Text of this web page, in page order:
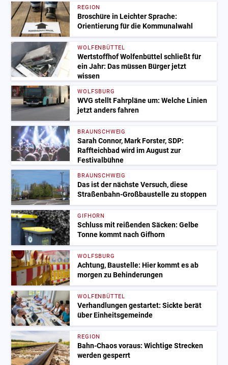
REGION
Broschüre in Leichter Sprache:
Orientierung für die Kommunalwahl
WOLFENBÜTTEL
Wertstoffhof Wolfenbüttel schließt für
ein Jahr: Das müssen Bürger jetzt
wissen
WOLFSBURG
WVG stellt Fahrpläne um: Welche Linien
jetzt anders fahren
BRAUNSCHWEIG
Sarah Connor, Mark Forster, SDP:
Raffteichbad wird im August zur
Festivalbühne
BRAUNSCHWEIG
Das ist der nächste Versuch, diese
Straßenbahn-Großbaustelle zu stoppen
GIFHORN
Schluss mit reißenden Säcken: Gelbe
Tonne kommt nach Gifhorn
WOLFSBURG
Achtung, Baustelle: Hier kommt es ab
morgen zu Behinderungen
WOLFENBÜTTEL
Verhandlungen gestartet: Sickte berät
über Einheitsgemeinde
REGION
Bahn-Chaos voraus: Wichtige Strecken
werden gesperrt